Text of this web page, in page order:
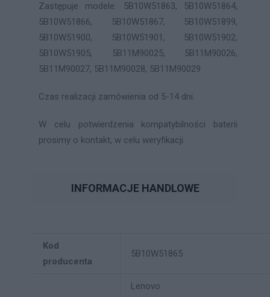
Zastępuje modele: 5B10W51863, 5B10W51864,
5B10W51866, 5B10W51867, 5B10W51899,
5B10W51900, 5B10W51901, 5B10W51902,
5B10W51905, 5B11M90025, 5B11M90026,
5B11M90027, 5B11M90028, 5B11M90029
Czas realizacji zamówienia od 5-14 dni.
W celu potwierdzenia kompatybilności baterii
prosimy o kontakt, w celu weryfikacji.
INFORMACJE HANDLOWE
Kod
producenta
5B10W51865
Lenovo